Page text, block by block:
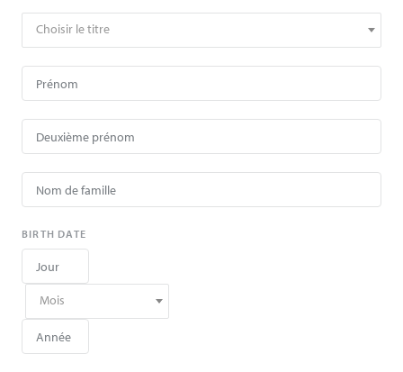
Choisir le titre
BIRTH DATE
Mois